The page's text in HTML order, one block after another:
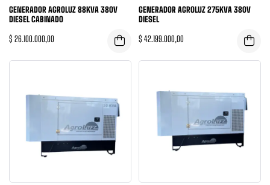
GENERADOR AGROLUZ 88KVA 380V
DIESEL CABINADO
$ 26.100.000,00
GENERADOR AGROLUZ 275KVA 380V
DIESEL
$ 42.199.000,00